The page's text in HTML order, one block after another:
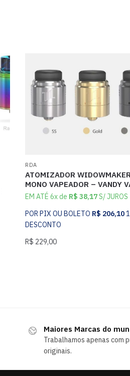
RDA
ATOMIZADOR
MONO VAPEADOR – VANDY
EM ATÉ 6x de R$ 38,17S/ JUROS
POR PIX OU BOLETO R$ 206,10
DESCONTO
R$ 229,00
Maiores Marcas do
Trabalhamos apenas com
originais.